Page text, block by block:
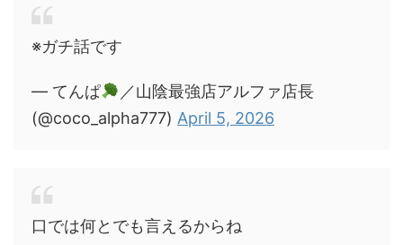
※ガチ話です
— てんぱ
／山陰最強店アルファ店長
(@coco_alpha777) April 5, 2026
口では何とでも言えるからね